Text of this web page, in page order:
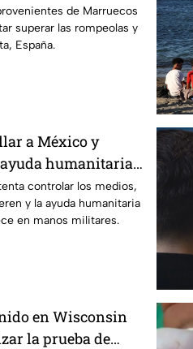
de Marruecos
superar las rompeolas y
España.
a México y
humanitaria
controlar los medios,
y la ayuda humanitaria
en manos militares.
en Wisconsin
la prueba de